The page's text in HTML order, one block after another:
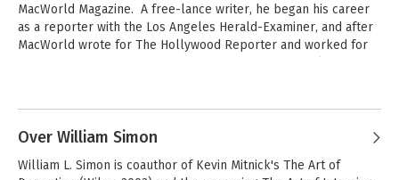
MacWorld Magazine.  A free-lance writer, he began his career
as a reporter with the Los Angeles Herald-Examiner, and after
MacWorld wrote for The Hollywood Reporter and worked for
Technology Stories (Wiley, 1998) and Cisco UnAuthorized
Over William Simon
William L. Simon is coauthor of Kevin Mitnick's The Art of